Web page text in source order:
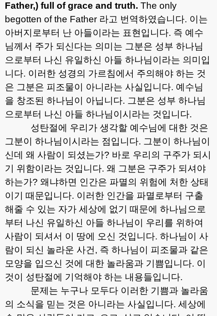
Father,) full of grace and truth. The only
begotten of the Father 라고 번역하였습니다. 이는
아버지로부터 난 아들이라는 표현입니다. 즉 예수
님께서 주가 되신다는 의미는 그분은 성부 하나님
으로부터 나신 유일하신 아들 하나님이라는 의미입
니다. 이러한 성경의 가르침에서 주의해야 하는 것
은 그분은 피조물이 아니라는 사실입니다. 예수님
을 창조된 하나님이 아닙니다. 그분은 성부 하나님
으로부터 나신 아들 하나님이시라는 것입니다.
성탄절에 우리가 생각할 예수님에 대한 것은
그분이 하나님이시라는 점입니다. 그분이 하나님이
신데 왜 사람이 되셨는가? 바로 우리의 구주가 되시
기 위함이라는 것입니다. 왜 그분은 구주가 되셔야
하는가? 왜냐하면 인간은 파멸의 위험에 처한 상태
이기 때문입니다. 이러한 인간을 파멸로부터 구출
해줄 수 있는 자가 세상에 없기 때문에 하나님으로
부터 나신 유일하신 아들 하나님이 우리를 위하여
사람이 되셔서 이 땅에 오신 것입니다. 하나님이 사
람이 되신 놀라운 사건, 즉 하나님이 피조물과 같은
모양을 입으신 것에 대한 놀라움과 기쁨입니다. 이
것이 성탄절에 기억해야 하는 내용들입니다.
문제는 누구나 모두다 이러한 기쁨과 놀라움
의 소식을 믿는 것은 아니라는 사실입니다. 세상에